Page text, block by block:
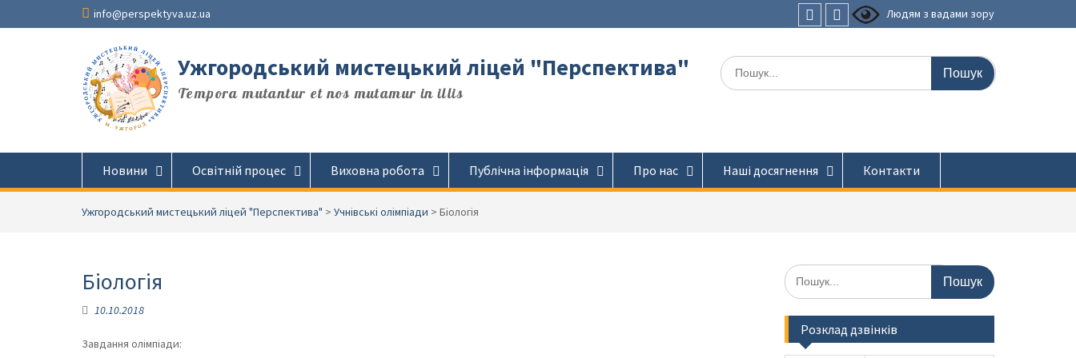
info@perspektyva.uz.ua
Людям з вадами зору
Ужгородський мистецький ліцей "Перспектива"
Tempora mutantur et nos mutamur in illis
Шукати:
Новини Освітній процес Виховна робота Публічна інформація Про нас Наші досягнення Контакти
Ужгородський мистецький ліцей "Перспектива" > Учнівські олімпіади > Біологія
Біологія
10.10.2018
Завдання олімпіади:
Шукати:
Розклад дзвінків